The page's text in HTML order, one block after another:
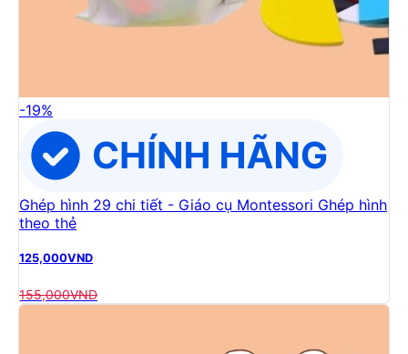
-19%
Ghép hình 29 chi tiết - Giáo cụ Montessori Ghép hình
theo thẻ
125,000VND
155,000VND